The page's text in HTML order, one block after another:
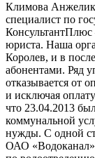
Климова
специалист по
юриста. Наша
Королев, и в
абонентами. Ряд
отказывается от
и исключая
что 23.04.2013
коммунальной
нужды. С одной
ОАО «Водоканал»